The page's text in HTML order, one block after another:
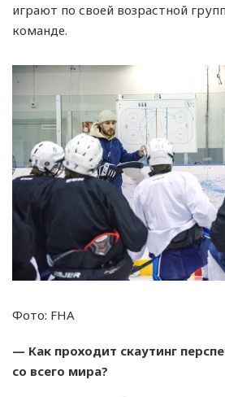
играют по своей возрастной
команде.
Фото: FHA
— Как проходит скаутинг
со всего мира?